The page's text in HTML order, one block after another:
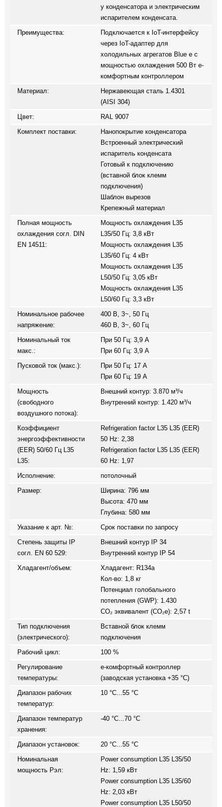
у конденсатора и электрическим
испарителем конденсата.
Преимущества:
Подключается к IoT-интерфейсу
через IoT-адаптер для
холодильных агрегатов Blue e с
мощностью охлаждения 500 Вт e-
комфортным контроллером
Материал:
Нержавеющая сталь 1.4301
(AISI 304)
Цвет:
RAL 9007
Комплект поставки:
Нанопокрытие конденсатора
Встроенный электрический
испаритель конденсата
Готовый к подключению
(вставной блок клемм
подключения)
Шаблон вырезов
Крепежный материал
Полная мощность
охлаждения согл. DIN
EN 14511:
Мощность охлаждения L35
L35/50 Гц: 3,8 кВт
Мощность охлаждения L35
L35/60 Гц: 4 кВт
Мощность охлаждения L35
L50/50 Гц: 3,05 кВт
Мощность охлаждения L35
L50/60 Гц: 3,3 кВт
Номинальное рабочее
напряжение:
400 В, 3~, 50 Гц
460 В, 3~, 60 Гц
Номинальный ток
макс.:
При 50 Гц: 3,9 A
При 60 Гц: 3,9 A
Пусковой ток (макс.):
При 50 Гц: 17 A
При 60 Гц: 19 A
Мощность
(свободного
воздушного потока):
Внешний контур: 3.870 м³/ч
Внутренний контур: 1.420 м³/ч
Коэффициент
энергоэффективности
(EER) 50/60 Гц L35
L35:
Refrigeration factor L35 L35 (EER)
50 Hz: 2,38
Refrigeration factor L35 L35 (EER)
60 Hz: 1,97
Исполнение:
потолочный
Размер:
Ширина: 796 мм
Высота: 470 мм
Глубина: 580 мм
Указание к арт. №:
Срок поставки по запросу
Степень защиты IP
согл. EN 60 529:
Внешний контур IP 34
Внутренний контур IP 54
Хладагент/объем:
Хладагент: R134a
Кол-во: 1,8 кг
Потенциал голобального
потепления (GWP): 1.430
CO₂ эквивалент (CO₂e): 2,57 t
Тип подключения
(электрического):
Вставной блок клемм
подключения
Рабочий цикл:
100 %
Регулирование
температуры:
e-комфортный контроллер
(заводская установка +35 °C)
Диапазон рабочих
температур:
10 °C...55 °C
Диапазон температур
хранения:
-40 °C...70 °C
Диапазон установок:
20 °C...55 °C
Номинальная
мощность Pэл:
Power consumption L35 L35/50
Hz: 1,59 кВт
Power consumption L35 L35/60
Hz: 2,03 кВт
Power consumption L35 L50/50